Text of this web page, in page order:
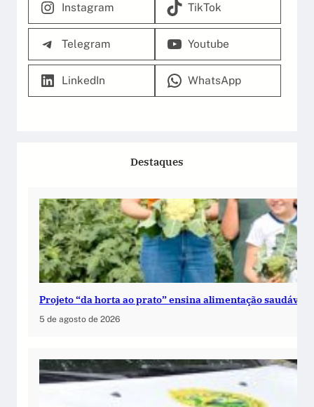
Instagram TikTok
Telegram Youtube
LinkedIn WhatsApp
Destaques
Projeto “da horta ao prato” ensina alimentação saudável
5 de agosto de 2026